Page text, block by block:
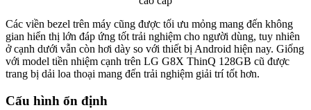
Các viền bezel trên máy cũng được tối ưu mỏng mang đến không
gian hiển thị lớn đáp ứng tốt trải nghiệm cho người dùng, tuy nhiên
ở cạnh dưới vẫn còn hơi dày so với thiết bị Android hiện nay. Giống
với model tiền nhiệm cạnh trên LG G8X ThinQ 128GB cũ được
trang bị dải loa thoại mang đến trải nghiệm giải trí tốt hơn.
Cấu hình ổn định